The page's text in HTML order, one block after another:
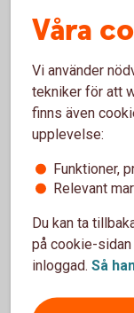
Ring 0771-
Vanliga
Få svar på dina
elektronisk
internetbanken
företag
Våra
Vi använder
tekniker för att
finns även
upplevelse:
Funktioner,
Relevant
Du kan ta
på cookie-
inloggad. Så